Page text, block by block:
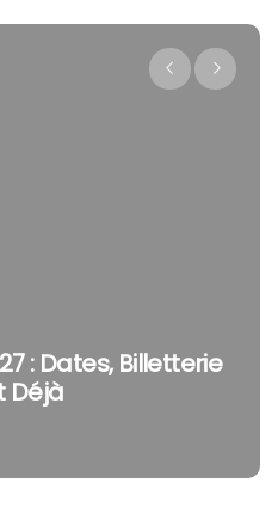
: Pourquoi Robert
Tête D’affiche À Part